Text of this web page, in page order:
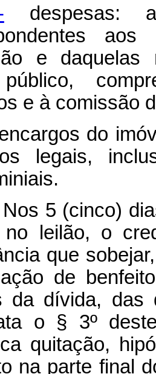
despesas:
e daquelas
e à comissão
do
legais,
5 (cinco)
no leilão, o
que
de
da dívida, das
o § 3º
quitação,
na parte final